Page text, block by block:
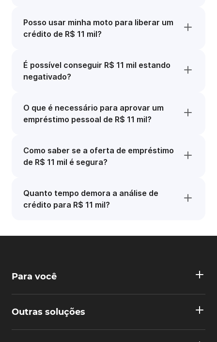
Posso usar minha moto para liberar um
crédito de R$ 11 mil?
É possível conseguir R$ 11 mil estando
negativado?
O que é necessário para aprovar um
empréstimo pessoal de R$ 11 mil?
Como saber se a oferta de empréstimo
de R$ 11 mil é segura?
Quanto tempo demora a análise de
crédito para R$ 11 mil?
Para você
Outras soluções